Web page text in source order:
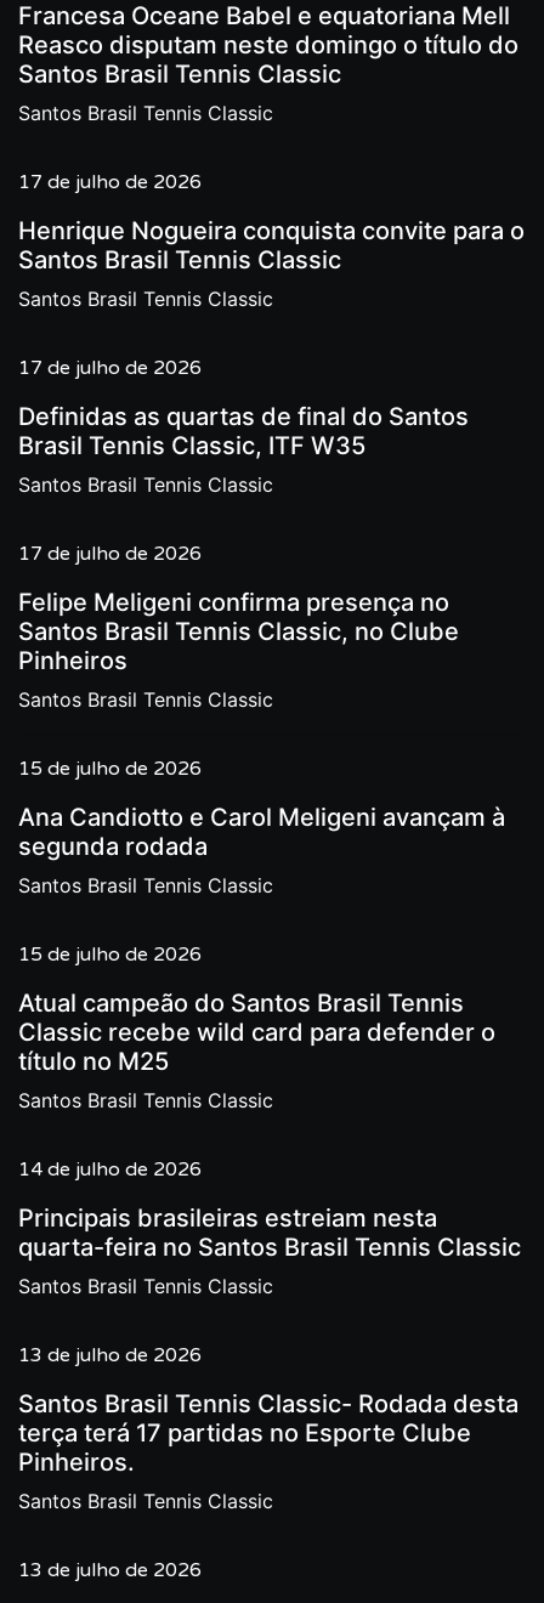
Francesa Oceane Babel e equatoriana Mell
Reasco disputam neste domingo o título do
Santos Brasil Tennis Classic
Santos Brasil Tennis Classic
17 de julho de 2026
Henrique Nogueira conquista convite para o
Santos Brasil Tennis Classic
Santos Brasil Tennis Classic
17 de julho de 2026
Definidas as quartas de final do Santos
Brasil Tennis Classic, ITF W35
Santos Brasil Tennis Classic
17 de julho de 2026
Felipe Meligeni confirma presença no
Santos Brasil Tennis Classic, no Clube
Pinheiros
Santos Brasil Tennis Classic
15 de julho de 2026
Ana Candiotto e Carol Meligeni avançam à
segunda rodada
Santos Brasil Tennis Classic
15 de julho de 2026
Atual campeão do Santos Brasil Tennis
Classic recebe wild card para defender o
título no M25
Santos Brasil Tennis Classic
14 de julho de 2026
Principais brasileiras estreiam nesta
quarta-feira no Santos Brasil Tennis Classic
Santos Brasil Tennis Classic
13 de julho de 2026
Santos Brasil Tennis Classic- Rodada desta
terça terá 17 partidas no Esporte Clube
Pinheiros.
Santos Brasil Tennis Classic
13 de julho de 2026